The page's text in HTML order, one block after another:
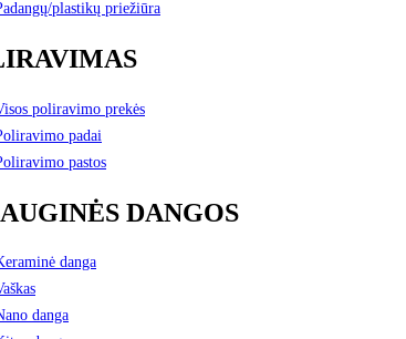
plastikų priežiūra
poliravimo prekės
padai
pastos
DANGOS
danga
danga